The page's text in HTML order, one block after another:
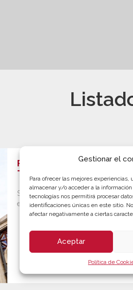
Gestionar el
Para ofrecer las mejores experiencias,
almacenar y/o acceder a la
tecnologías nos permitirá procesar
identificaciones únicas en este sitio.
afectar negativamente a ciertas
Aceptar
Política de
Planes de
Turístico
Si eres una PYME turística o un
emprendedor, este programa es para ti